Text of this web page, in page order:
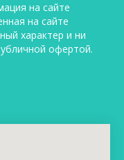
на сайте
на сайте
характер и ни
офертой.